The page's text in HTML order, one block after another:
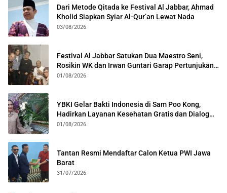
Dari Metode Qitada ke Festival Al Jabbar, Ahmad
Kholid Siapkan Syiar Al-Qur’an Lewat Nada
03/08/2026
Festival Al Jabbar Satukan Dua Maestro Seni,
Rosikin WK dan Irwan Guntari Garap Pertunjukan
Kolosal
01/08/2026
YBKI Gelar Bakti Indonesia di Sam Poo Kong,
Hadirkan Layanan Kesehatan Gratis dan Dialog
Kebangsaan
01/08/2026
Tantan Resmi Mendaftar Calon Ketua PWI Jawa
Barat
31/07/2026